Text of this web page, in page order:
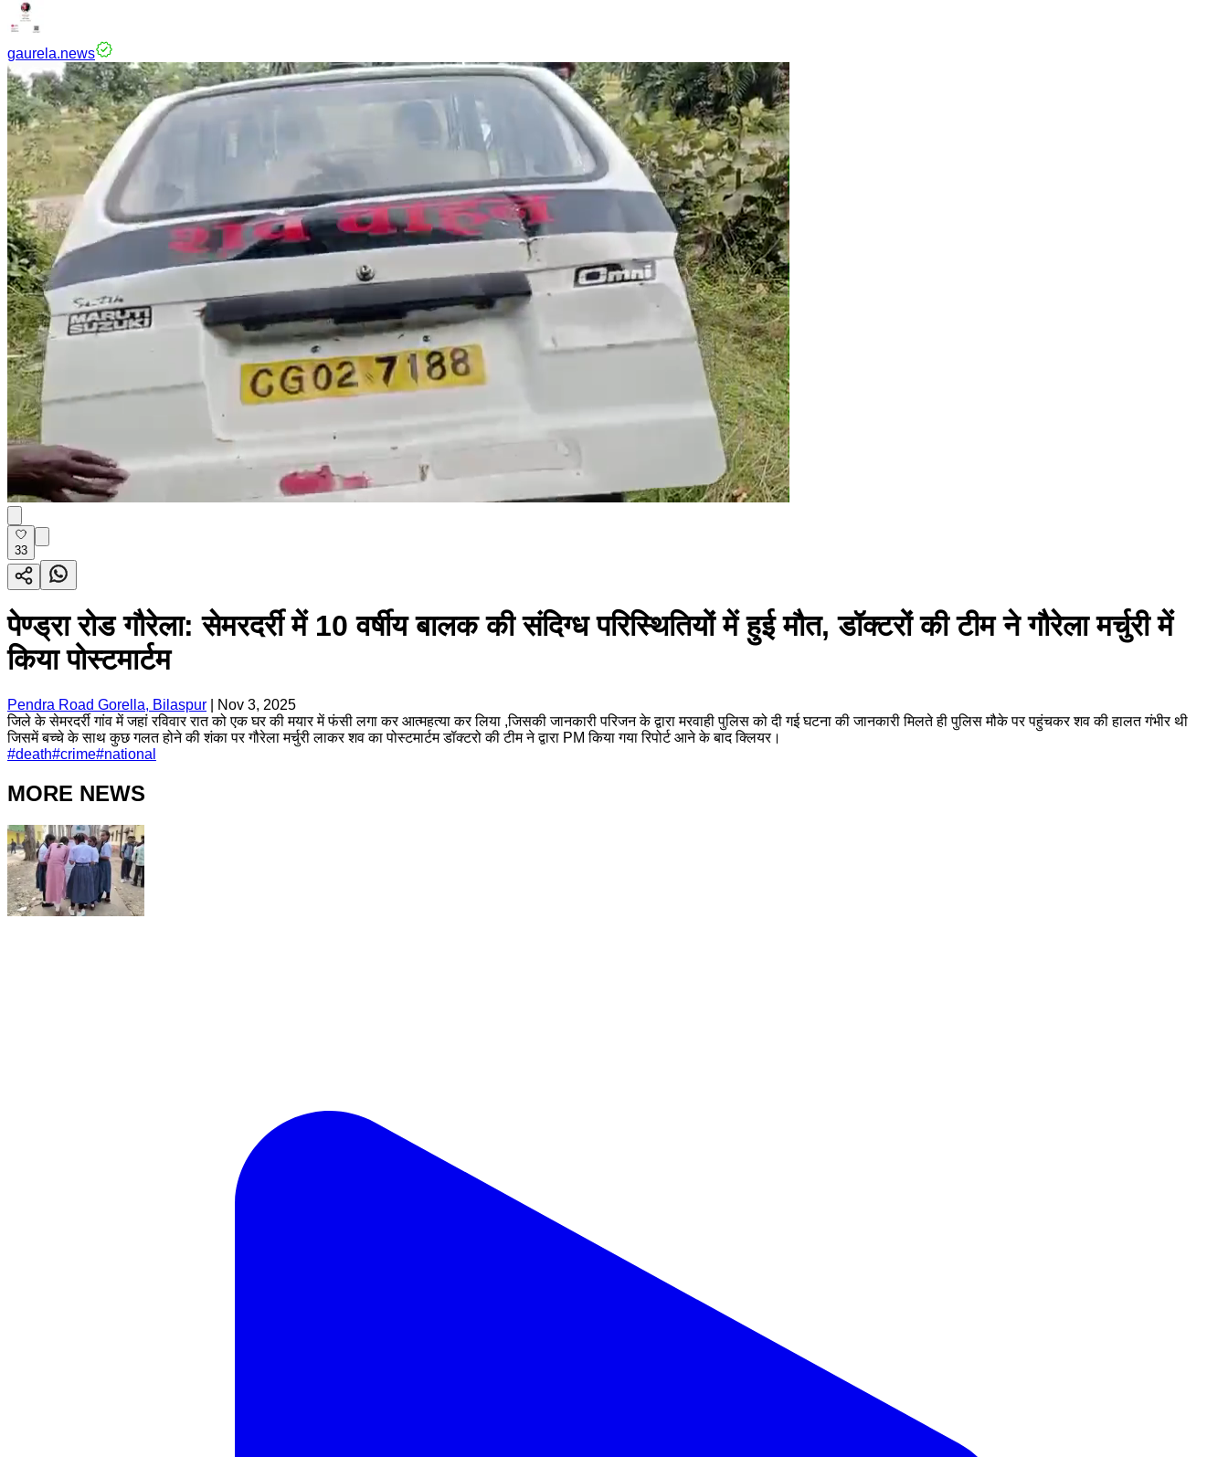
gaurela.news
33
पेण्ड्रा रोड गौरेला: सेमरदर्री में 10 वर्षीय बालक की संदिग्ध परिस्थितियों में हुई मौत, डॉक्टरों की टीम ने गौरेला मर्चुरी में
किया पोस्टमार्टम
Pendra Road Gorella, Bilaspur
Nov 3, 2025
जिले के सेमरदर्री गांव में जहां रविवार रात को एक घर की मयार में फंसी लगा कर आत्महत्या कर लिया ,जिसकी जानकारी परिजन के द्वारा मरवाही पुलिस को दी गई घटना की जानकारी मिलते ही पुलिस मौके पर पहुंचकर शव की हालत गंभीर थी
जिसमें बच्चे के साथ कुछ गलत होने की शंका पर गौरेला मर्चुरी लाकर शव का पोस्टमार्टम डॉक्टरो की टीम ने द्वारा PM किया गया रिपोर्ट आने के बाद क्लियर।
#death#crime#national
MORE NEWS